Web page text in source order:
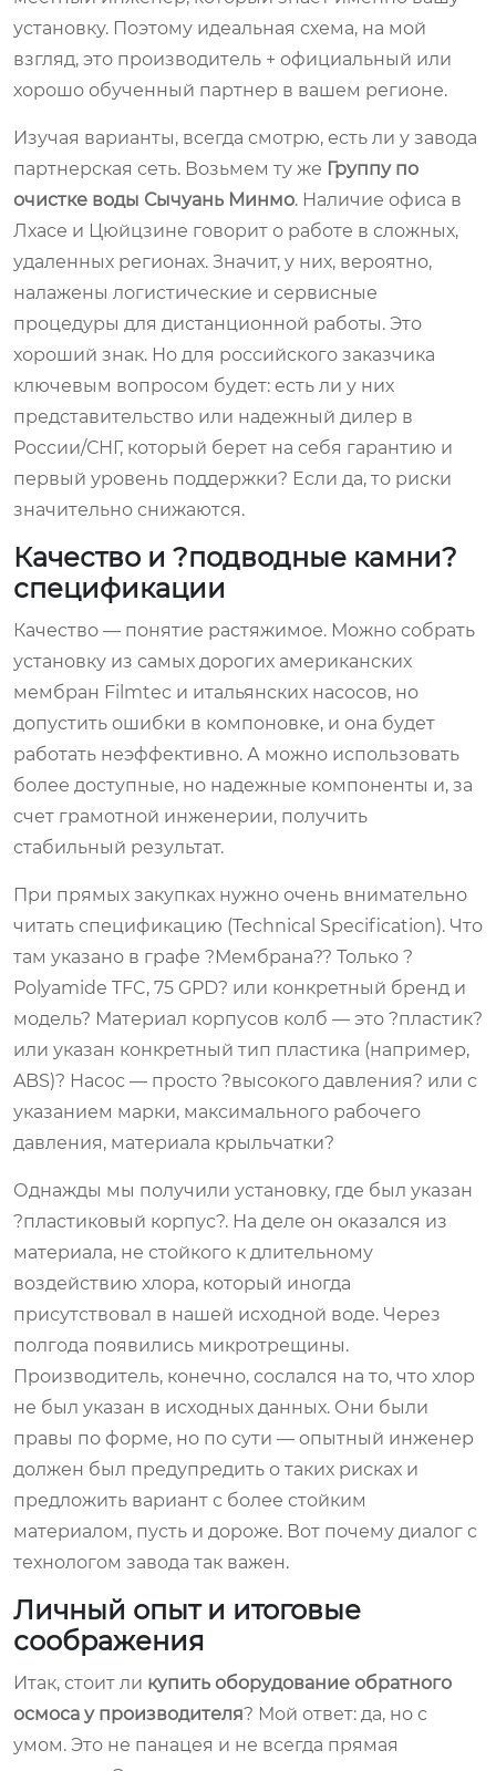
установку. Поэтому идеальная схема, на мой
взгляд, это производитель + официальный или
хорошо обученный партнер в вашем регионе.
Изучая варианты, всегда смотрю, есть ли у завода
партнерская сеть. Возьмем ту же Группу по
очистке воды Сычуань Минмо. Наличие офиса в
Лхасе и Цюйцзине говорит о работе в сложных,
удаленных регионах. Значит, у них, вероятно,
налажены логистические и сервисные
процедуры для дистанционной работы. Это
хороший знак. Но для российского заказчика
ключевым вопросом будет: есть ли у них
представительство или надежный дилер в
России/СНГ, который берет на себя гарантию и
первый уровень поддержки? Если да, то риски
значительно снижаются.
Качество и ?подводные камни?
спецификации
Качество — понятие растяжимое. Можно собрать
установку из самых дорогих американских
мембран Filmtec и итальянских насосов, но
допустить ошибки в компоновке, и она будет
работать неэффективно. А можно использовать
более доступные, но надежные компоненты и, за
счет грамотной инженерии, получить
стабильный результат.
При прямых закупках нужно очень внимательно
читать спецификацию (Technical Specification). Что
там указано в графе ?Мембрана?? Только ?
Polyamide TFC, 75 GPD? или конкретный бренд и
модель? Материал корпусов колб — это ?пластик?
или указан конкретный тип пластика (например,
ABS)? Насос — просто ?высокого давления? или с
указанием марки, максимального рабочего
давления, материала крыльчатки?
Однажды мы получили установку, где был указан
?пластиковый корпус?. На деле он оказался из
материала, не стойкого к длительному
воздействию хлора, который иногда
присутствовал в нашей исходной воде. Через
полгода появились микротрещины.
Производитель, конечно, сослался на то, что хлор
не был указан в исходных данных. Они были
правы по форме, но по сути — опытный инженер
должен был предупредить о таких рисках и
предложить вариант с более стойким
материалом, пусть и дороже. Вот почему диалог с
технологом завода так важен.
Личный опыт и итоговые
соображения
Итак, стоит ли купить оборудование обратного
осмоса у производителя? Мой ответ: да, но с
умом. Это не панацея и не всегда прямая